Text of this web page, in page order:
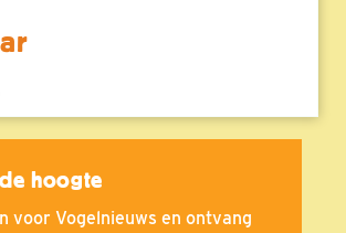
hoogte
voor Vogelnieuws en ontvang